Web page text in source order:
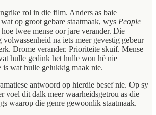
rol in die film. Anders as baie
op groot gebare staatmaak, wys People
hoe twee mense oor jare verander. Die
na iets meer gevestig gebeur
Drome verander. Prioriteite skuif. Mense
hulle gedink het hulle wou hê nie
wat hulle gelukkig maak nie.
antwoord op hierdie besef nie. Op sy
voel dit dalk meer waarheidsgetrou as die
waarop die genre gewoonlik staatmaak.